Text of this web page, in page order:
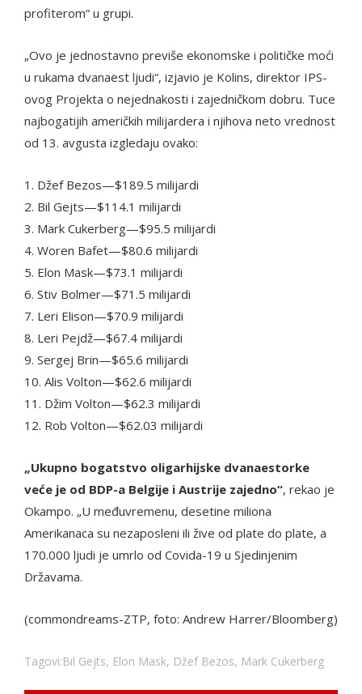
profiterom“ u grupi.
„Ovo je jednostavno previše ekonomske i političke moći
u rukama dvanaest ljudi“, izjavio je Kolins, direktor IPS-
ovog Projekta o nejednakosti i zajedničkom dobru. Tuce
najbogatijih američkih milijardera i njihova neto vrednost
od 13. avgusta izgledaju ovako:
1. Džef Bezos—$189.5 milijardi
2. Bil Gejts—$114.1 milijardi
3. Mark Cukerberg—$95.5 milijardi
4. Woren Bafet—$80.6 milijardi
5. Elon Mask—$73.1 milijardi
6. Stiv Bolmer—$71.5 milijardi
7. Leri Elison—$70.9 milijardi
8. Leri Pejdž—$67.4 milijardi
9. Sergej Brin—$65.6 milijardi
10. Alis Volton—$62.6 milijardi
11. Džim Volton—$62.3 milijardi
12. Rob Volton—$62.03 milijardi
„Ukupno bogatstvo oligarhijske dvanaestorke
veće je od BDP-a Belgije i Austrije zajedno“, rekao je
Okampo. „U međuvremenu, desetine miliona
Amerikanaca su nezaposleni ili žive od plate do plate, a
170.000 ljudi je umrlo od Covida-19 u Sjedinjenim
Državama.
(commondreams-ZTP, foto: Andrew Harrer/Bloomberg)
Tagovi:Bil Gejts, Elon Mask, Džef Bezos, Mark Cukerberg